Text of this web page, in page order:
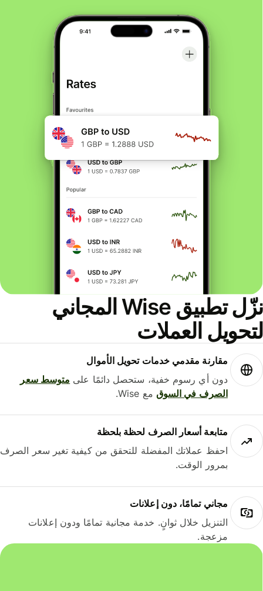
نزّل تطبيق Wise المجاني
العملات
مقارنة مقدمي خدمات تحويل الأموال
دون أي رسوم خفية، ستحصل دائمًا علىمتوسط ​​سعر
الصرف في السوقمع Wise.
متابعة أسعار الصرف لحظة بلحظة
احفظ عملاتك المفضلة للتحقق من كيفية تغير سعر الصرف
بمرور الوقت.
مجاني تمامًا، دون إعلانات
التنزيل خلال ثوانٍ. خدمة مجانية تمامًا ودون إعلانات
مزعجة.